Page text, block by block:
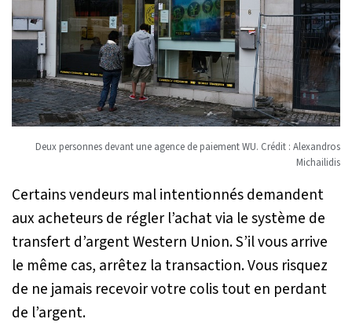
Deux personnes devant une agence de paiement WU. Crédit : Alexandros
Michailidis
Certains vendeurs mal intentionnés demandent
aux acheteurs de régler l’achat via le système de
transfert d’argent Western Union. S’il vous arrive
le même cas, arrêtez la transaction. Vous risquez
de ne jamais recevoir votre colis tout en perdant
de l’argent.